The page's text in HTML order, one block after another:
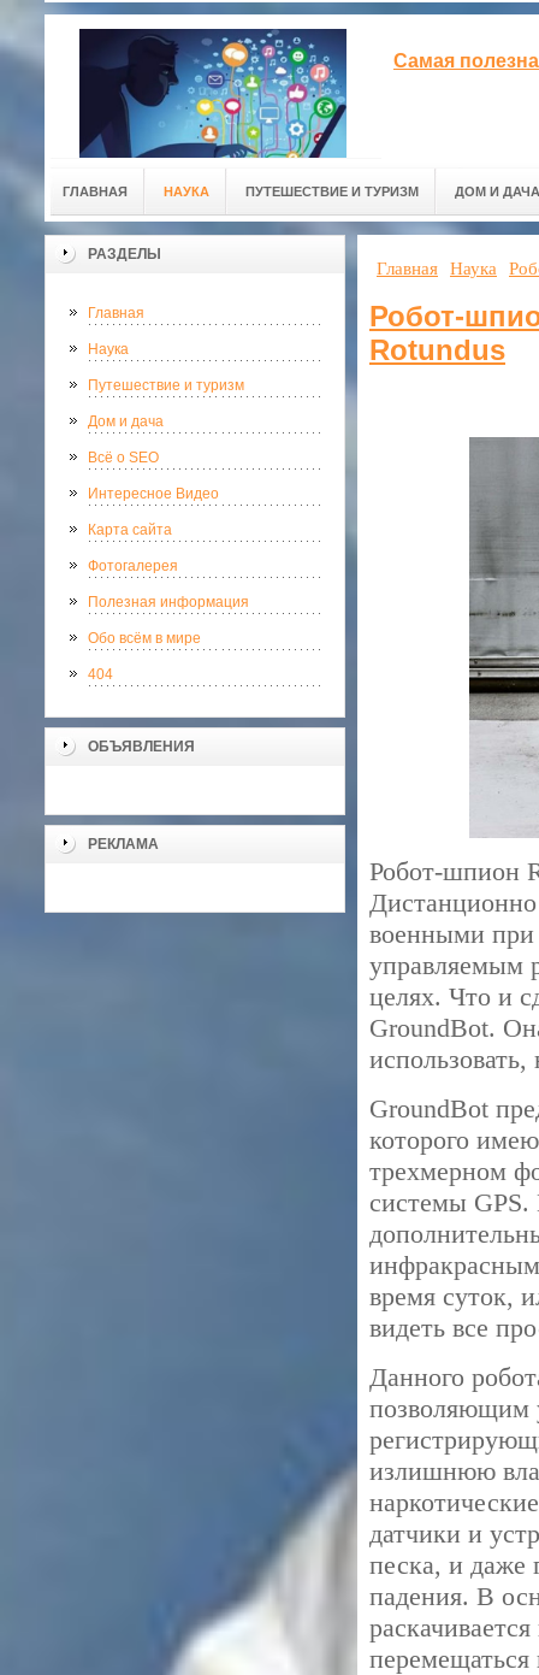
Самая
ГЛАВНАЯ НАУКА ПУТЕШЕСТВИЕ И ТУРИЗМ ДОМ И ДАЧА
РАЗДЕЛЫ
Главная
Наука
Путешествие и туризм
Дом и дача
Всё о SEO
Интересное Видео
Карта сайта
Фотогалерея
Полезная информация
Обо всём в мире
404
ОБЪЯВЛЕНИЯ
РЕКЛАМА
Главная Наука
Робот-
Rotundus
Робот-шпион
военными при
управляемым
целях. Что и
GroundBot.
GroundBot
которого
трехмерном
системы GPS.
время суток,
видеть все
Данного
позволяющим
излишнюю
датчики и
песка, и даже
падения. В